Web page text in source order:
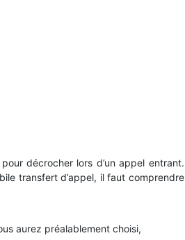
décrocher lors d’un appel entrant.
transfert d’appel, il faut comprendre
aurez préalablement choisi,